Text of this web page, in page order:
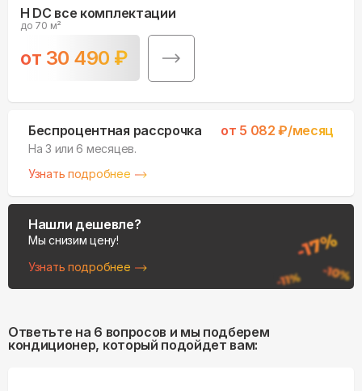
H DC все комплектации
до 70 м²
от 30 490 ₽
Беспроцентная рассрочка от 5 082 ₽/месяц
На 3 или 6 месяцев.
Узнать подробнее
Нашли дешевле?
Мы снизим цену!
Узнать подробнее
Ответьте на 6 вопросов и мы подберем
кондиционер, который подойдет вам: